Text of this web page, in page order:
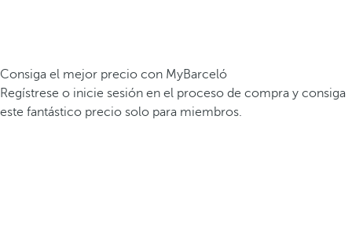
Consiga el mejor precio con MyBarceló
Regístrese o inicie sesión en el proceso de compra y consiga
este fantástico precio solo para miembros.